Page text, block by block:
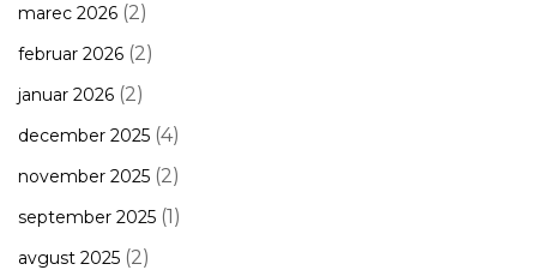
marec 2026 (2)
februar 2026 (2)
januar 2026 (2)
december 2025 (4)
november 2025 (2)
september 2025 (1)
avgust 2025 (2)